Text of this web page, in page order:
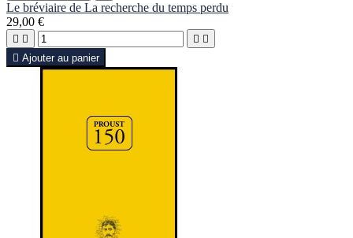
Le bréviaire de La recherche du temps perdu
29,00 €
   
 Ajouter au panier